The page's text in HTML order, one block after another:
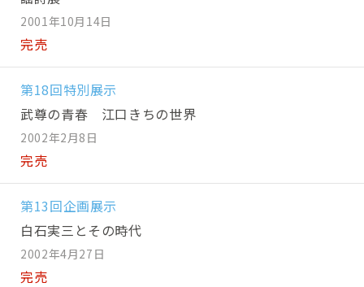
2001年10月14日
完売
第18回特別展示
武尊の青春 江口きちの世界
2002年2月8日
完売
第13回企画展示
白石実三とその時代
2002年4月27日
完売